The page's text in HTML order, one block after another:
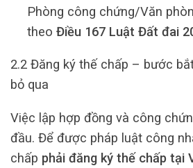
Phòng công chứng/Văn
theo Điều 167 Luật Đất đai
2.2 Đăng ký thế chấp – bước
bỏ qua
Việc lập hợp đồng và công
đầu. Để được pháp luật công
chấp phải đăng ký thế chấp tại